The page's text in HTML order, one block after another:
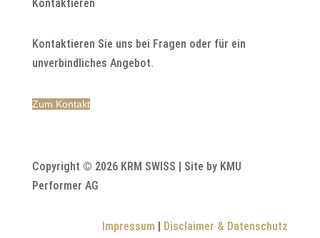
Kontaktieren
Kontaktieren Sie uns bei Fragen oder für ein
unverbindliches Angebot.
Zum Kontakt
Copyright © 2026 KRM SWISS | Site by KMU
Performer AG
Impressum | Disclaimer & Datenschutz